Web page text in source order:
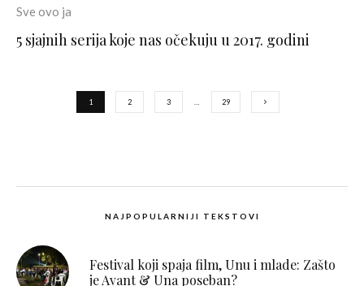
Sve ovo ja
5 sjajnih serija koje nas očekuju u 2017. godini
1 2 3 … 29
NAJPOPULARNIJI TEKSTOVI
Festival koji spaja film, Unu i mlade: Zašto
je Avant & Una poseban?